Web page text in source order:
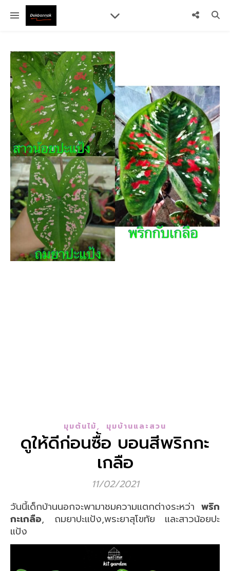
มุมต้นไม้, มุมบ้านและสวน
ดูให้ดีก่อนซื้อ บอนสีพริก​กะ​
เกลือ
11/02/2021
วันนี้เด็กบ้านนอกจะพามาชมความแตกต่างระหว่า พริก
กะเกลือ​, ถมยาปะแป้ง,พระยาสุโขทัย และสาวน้อยปะ
แป้ง